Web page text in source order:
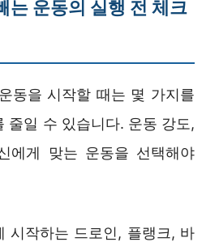
는 운동의 실행 전 체크
동을 시작할 때는 몇 가지를
줄일 수 있습니다. 운동 강도,
에게 맞는 운동을 선택해야
시작하는 드로인, 플랭크, 바